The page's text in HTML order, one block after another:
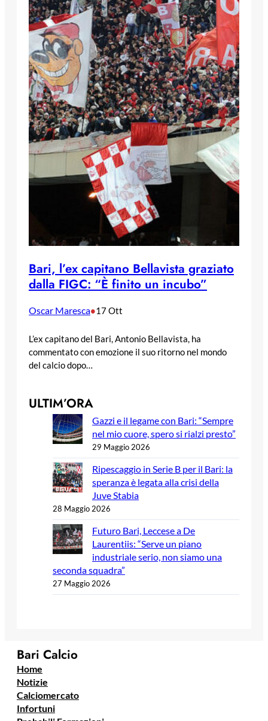
Bari, l’ex capitano Bellavista graziato
dalla FIGC: “È finito un incubo”
Oscar Maresca•17 Ott
L’ex capitano del Bari, Antonio Bellavista, ha
commentato con emozione il suo ritorno nel mondo
del calcio dopo…
ULTIM’ORA
Gazzi e il legame con Bari: “Sempre
nel mio cuore, spero si rialzi presto”
29 Maggio 2026
Ripescaggio in Serie B per il Bari: la
speranza è legata alla crisi della
Juve Stabia
28 Maggio 2026
Futuro Bari, Leccese a De
Laurentiis: “Serve un piano
industriale serio, non siamo una
seconda squadra”
27 Maggio 2026
Bari Calcio
Home
Notizie
Calciomercato
Infortuni